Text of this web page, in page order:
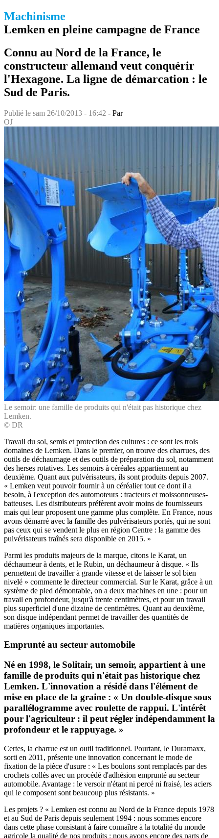
Machinisme
Lemken en pleine campagne de France
Connu au Nord de la France, le
constructeur allemand veut conquérir
l'Hexagone. La ligne de démarcation : le
Sud de Paris.
Publié le sam 26/10/2013 - 16:42 - Par
OJ
Le semoir: une famille de produits qui n'était pas historique chez
Lemken.
© DR
Travail du sol, semis et protection des cultures : ce sont les trois
domaines de Lemken. Dans le premier, on trouve des charrues, des
outils de déchaumage et des outils de préparation du sol, notamment
des herses rotatives. Les semoirs à céréales appartiennent au
deuxième. Quant aux pulvérisateurs, ils sont produits depuis 2007.
« Lemken veut pouvoir fournir à un céréalier tout ce dont il a
besoin, à l'exception des automoteurs : tracteurs et moissonneuses-
batteuses. Les distributeurs préfèrent avoir moins de fournisseurs
mais qui leur proposent une gamme plus complète. En France, nous
avons démarré avec la famille des pulvérisateurs portés, qui ne sont
pas ceux qui se vendent le plus en région Centre : la gamme des
pulvérisateurs traînés sera disponible en 2015. »
Parmi les produits majeurs de la marque, citons le Karat, un
déchaumeur à dents, et le Rubin, un déchaumeur à disque. « Ils
permettent de travailler à grande vitesse et de laisser le sol bien
nivelé » commente le directeur commercial. Sur le Karat, grâce à un
système de pied démontable, on a deux machines en une : pour un
travail en profondeur, jusqu'à trente centimètres, et pour un travail
plus superficiel d'une dizaine de centimètres. Quant au deuxième,
son disque indépendant permet de travailler des quantités de
matières organiques importantes.
Emprunté au secteur automobile
Né en 1998, le Solitair, un semoir, appartient à une
famille de produits qui n'était pas historique chez
Lemken. L'innovation a résidé dans l'élément de
mise en place de la graine : « Un double-disque sous
parallélogramme avec roulette de rappui. L'intérêt
pour l'agriculteur : il peut régler indépendamment la
profondeur et le rappuyage. »
Certes, la charrue est un outil traditionnel. Pourtant, le Duramaxx,
sorti en 2011, présente une innovation concernant le mode de
fixation de la pièce d'usure : « Les boulons sont remplacés par des
crochets collés avec un procédé d'adhésion emprunté au secteur
automobile. Avantage : le versoir n'étant ni percé ni fraisé, les aciers
qui le composent sont beaucoup plus résistants. »
Les projets ? « Lemken est connu au Nord de la France depuis 1978
et au Sud de Paris depuis seulement 1994 : nous sommes encore
dans cette phase consistant à faire connaître à la totalité du monde
agricole la qualité de nos produits : nous avons encore des parts de